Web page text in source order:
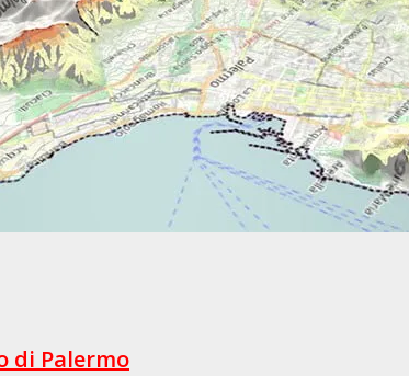
di Palermo